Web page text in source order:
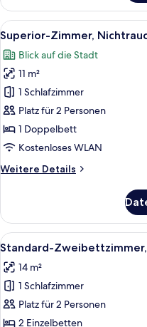
1
Schlafzimmer,
Nichtraucher
(for
2
People)
Alle
Fotos
für
Superior-
Zimmer,
Nichtraucher,
Stadtblick
anzeigen
14
Superior-Zimmer,
Blick auf die Stadt
11 m²
1 Schlafzimmer
Platz für 2 Personen
1 Doppelbett
Kostenloses WLAN
Weitere Details
Weitere
Zimmer,
Nichtraucher,
Stadtblick
Alle
Fotos
für
Standard-
Zweibettzimmer,
Nichtraucher
14
Standard-
14 m²
1 Schlafzimmer
Platz für 2 Personen
2 Einzelbetten